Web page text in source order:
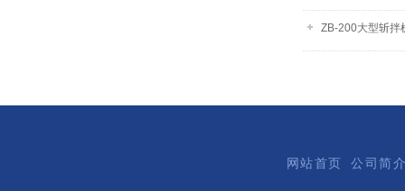
ZB-200大型斩拌
网站首页 公司简